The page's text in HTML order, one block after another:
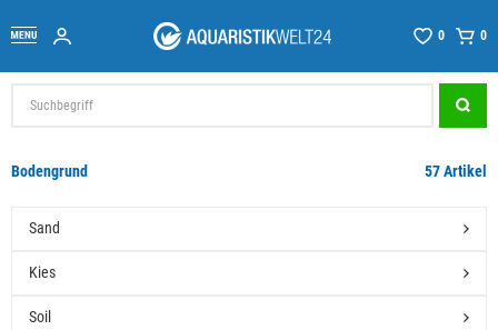
0 0
Bodengrund 57 Artikel
Sand
Kies
Soil